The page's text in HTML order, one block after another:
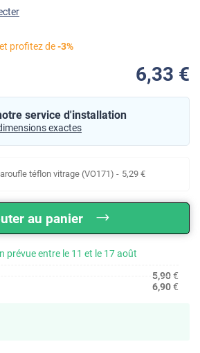
profitez de-3%
6,33 €
service d'installation
exactes
téflon vitrage (VO171) - 5,29 €
au panier
prévue entre le 11 et le 17 août
5,90€
6,90€